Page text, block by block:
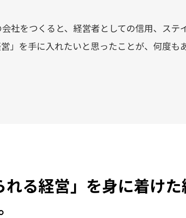
社をつくると、経営者としての信用、ステ
」を手に入れたいと思ったことが、何度も
れる経営」を身に着け